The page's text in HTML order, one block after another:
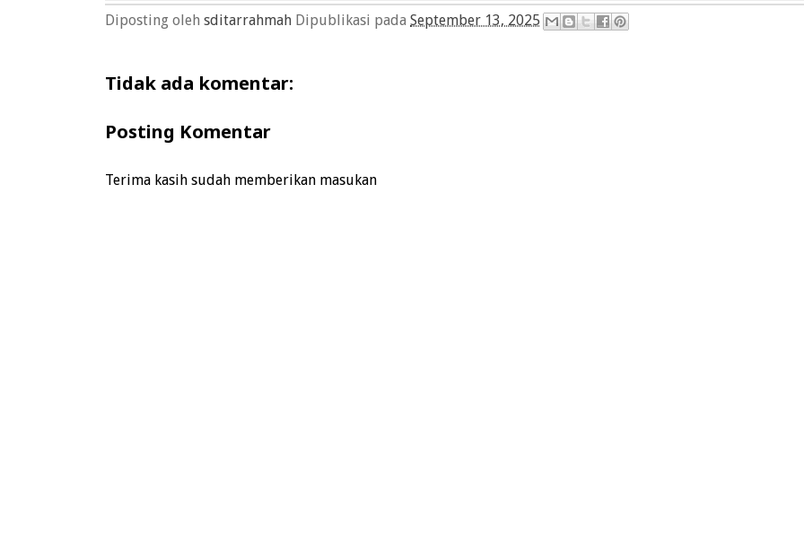
Diposting oleh sditarrahmah Dipublikasi pada September 13, 2025
Tidak ada komentar:
Posting Komentar
Terima kasih sudah memberikan masukan